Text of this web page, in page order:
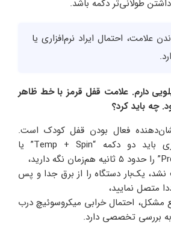
طولانی‌تر دکمه باشد.
علامت، احتمال ایراد نرم‌افزاری یا
ال‌جی ۷ کیلویی دارم. علامت قفل قرمز با خط ظاهر
چه باید کرد؟
فعال بودن قفل کودک است.
برای غیرفعال‌سازی باید دو دکمه “Temp + Spin” یا
یک‌بار دستگاه را از برق جدا و پس
متصل نمایید،
مشکل، احتمال خرابی میکروسوئیچ درب
به بررسی تخصصی دارد.